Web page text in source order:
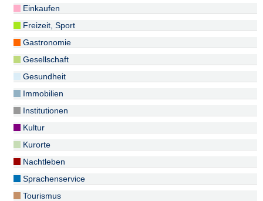
Einkaufen
Freizeit, Sport
Gastronomie
Gesellschaft
Gesundheit
Immobilien
Institutionen
Kultur
Kurorte
Nachtleben
Sprachenservice
Tourismus